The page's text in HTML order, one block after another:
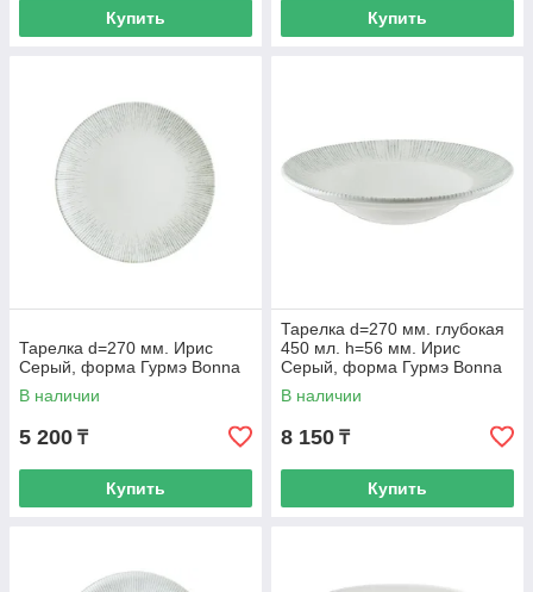
Купить Купить
Тарелка d=270 мм. Ирис
Серый, форма Гурмэ Bonna
В наличии
5 200 ₸
Купить
Тарелка d=270 мм. глубокая
450 мл. h=56 мм. Ирис
Серый, форма Гурмэ Bonna
В наличии
8 150 ₸
Купить